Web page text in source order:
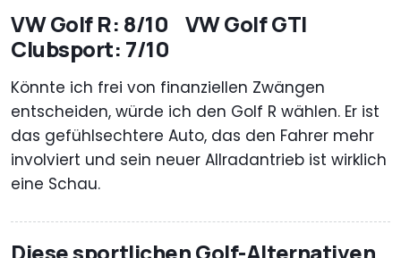
VW Golf R: 8/10 VW Golf GTI
Clubsport: 7/10
Könnte ich frei von finanziellen Zwängen
entscheiden, würde ich den Golf R wählen. Er ist
das gefühlsechtere Auto, das den Fahrer mehr
involviert und sein neuer Allradantrieb ist wirklich
eine Schau.